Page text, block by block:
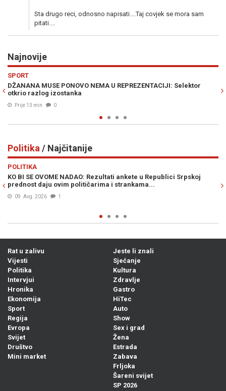
Sta drugo reci, odnosno napisati....Taj covjek se mora sam
pitati....
Najnovije
Selektor
NESVAKIDAŠNJA MASOVNA TUČNJAVA U BH. GRADU:
djevojke napravile opšti haos
Prije 21 min
Politika / Najčitanije
Srpskoj
POTPUNI DEBAKL REŽIMA U BANJOJ LUCI: Ovo je gore i
podilaženja Željke Cvijanović američkoj administraciji...
Prije 7h
Rat u zalivu
Vijesti
Politika
Intervjui
Hronika
Ekonomija
Sport
Regija
Evropa
Svijet
Društvo
Mini market
Jeste li znali
Sjećanje
Kultura
Zdravlje
Gastro
HiTec
Auto
Show
Sex i grad
Žena
Estrada
Zabava
Frljoka
Šareni svijet
SP 2026